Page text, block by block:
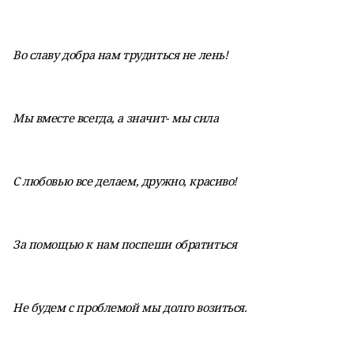
Во славу добра нам трудиться не лень!
Мы вместе всегда, а значит- мы сила
С любовью все делаем, дружно, красиво!
За помощью к нам поспеши обратиться
Не будем с проблемой мы долго возиться.